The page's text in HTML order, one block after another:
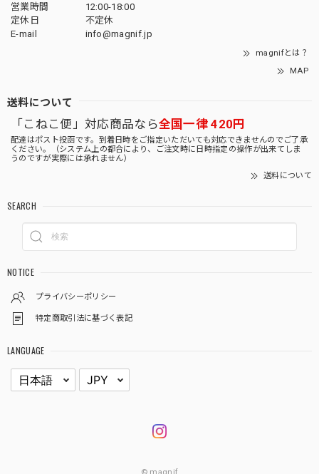
営業時間
12:00-18:00
定休日
不定休
E-mail
info@magnif.jp
magnifとは？
MAP
送料について
「こねこ便」対応商品なら全国一律 420円
配達はポスト投函です。到着日時をご指定いただいても対応できませんのでご了承
ください。（システム上の都合により、ご注文時に日時指定の操作が出来てしま
うのですが実際には承れません）
送料について
SEARCH
NOTICE
プライバシーポリシー
特定商取引法に基づく表記
LANGUAGE
© magnif